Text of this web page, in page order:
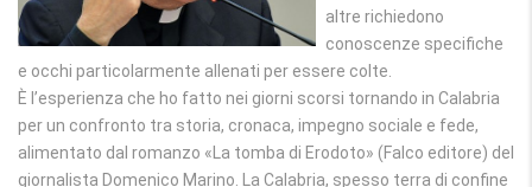
altre richiedono
conoscenze specifiche
e occhi particolarmente allenati per essere colte.
È l’esperienza che ho fatto nei giorni scorsi tornando in Calabria
per un confronto tra storia, cronaca, impegno sociale e fede,
alimentato dal romanzo «La tomba di Erodoto» (Falco editore) del
giornalista Domenico Marino. La Calabria, spesso terra di confine